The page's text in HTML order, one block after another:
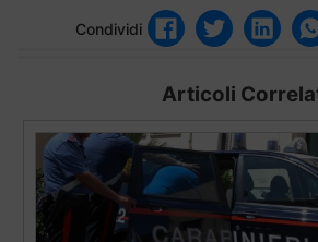
Condividi
Articoli